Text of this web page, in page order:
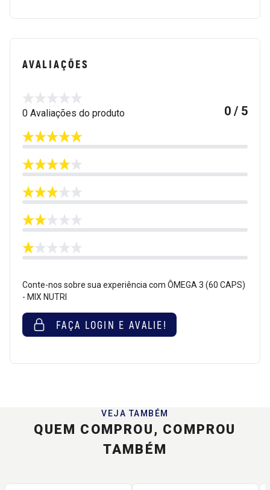
AVALIAÇÕES
0 Avaliações do produto 0 / 5
Conte-nos sobre sua experiência com ÔMEGA 3 (60 CAPS)
- MIX NUTRI
FAÇA LOGIN E AVALIE!
VEJA TAMBÉM
QUEM COMPROU, COMPROU
TAMBÉM